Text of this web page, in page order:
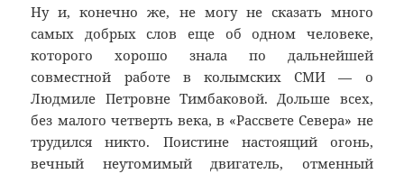
Ну и, конечно же, не могу не сказать много
самых добрых слов еще об одном человеке,
которого хорошо знала по дальнейшей
совместной работе в колымских СМИ — о
Людмиле Петровне Тимбаковой. Дольше всех,
без малого четверть века, в «Рассвете Севера» не
трудился никто. Поистине настоящий огонь,
вечный неутомимый двигатель, отменный